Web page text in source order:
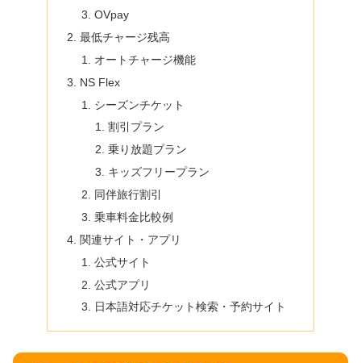
OVpay
最低チャージ残高
オートチャージ機能
NS Flex
シーズンチケット
割引プラン
乗り放題プラン
キッズフリープラン
同伴旅行割引
乗車料金比較例
関連サイト・アプリ
公式サイト
公式アプリ
日本語対応チケット検索・予約サイト